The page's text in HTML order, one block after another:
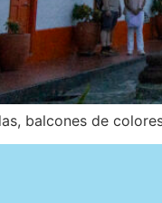
balcones de